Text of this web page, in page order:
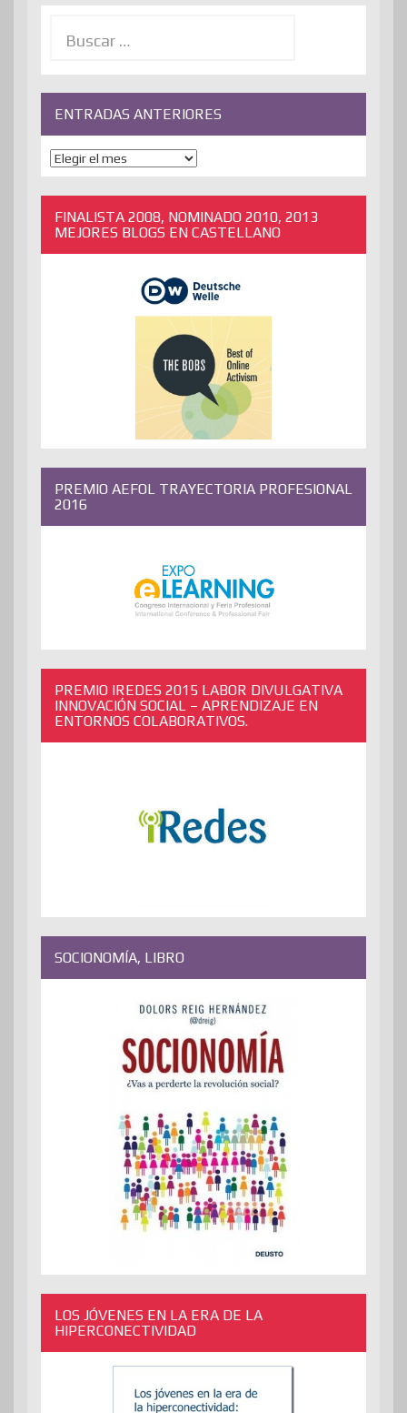
ENTRADAS ANTERIORES
ENTRADAS
ANTERIORES
FINALISTA 2008, NOMINADO 2010, 2013
MEJORES BLOGS EN CASTELLANO
PREMIO AEFOL TRAYECTORIA PROFESIONAL
2016
PREMIO IREDES 2015 LABOR DIVULGATIVA
INNOVACIÓN SOCIAL – APRENDIZAJE EN
ENTORNOS COLABORATIVOS.
SOCIONOMÍA, LIBRO
LOS JÓVENES EN LA ERA DE LA
HIPERCONECTIVIDAD